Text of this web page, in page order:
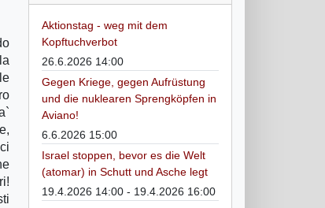
Aktionstag - weg mit dem
Kopftuchverbot
26.6.2026 14:00
Gegen Kriege, gegen Aufrüstung
und die nuklearen Sprengköpfen in
Aviano!
6.6.2026 15:00
Israel stoppen, bevor es die Welt
(atomar) in Schutt und Asche legt
19.4.2026 14:00 - 19.4.2026 16:00